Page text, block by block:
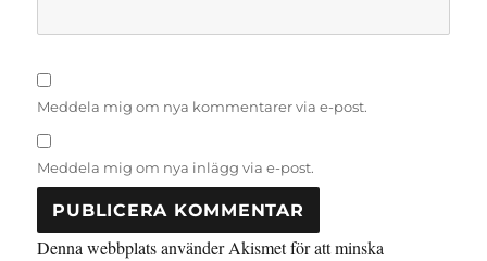
Meddela mig om nya kommentarer via e-post.
Meddela mig om nya inlägg via e-post.
Denna webbplats använder Akismet för att minska